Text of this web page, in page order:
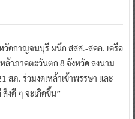
วัดกาญจนบุรี ผนึก สสส.-สคล. เครือ
หล้าภาคตะวันตก 8 จังหวัด ลงนาม
สภ. ร่วมงดเหล้าเข้าพรรษา และ
งดี ๆ จะเกิดขึ้น”